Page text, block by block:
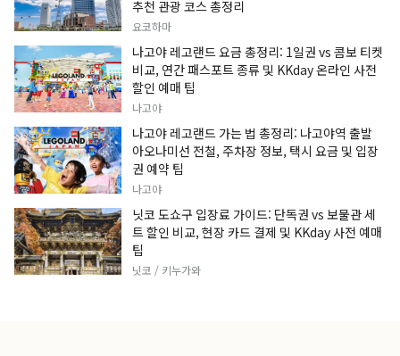
추천 관광 코스 총정리
요코하마
나고야 레고랜드 요금 총정리: 1일권 vs 콤보 티켓
비교, 연간 패스포트 종류 및 KKday 온라인 사전
할인 예매 팁
나고야
나고야 레고랜드 가는 법 총정리: 나고야역 출발
아오나미선 전철, 주차장 정보, 택시 요금 및 입장
권 예약 팁
나고야
닛코 도쇼구 입장료 가이드: 단독권 vs 보물관 세
트 할인 비교, 현장 카드 결제 및 KKday 사전 예매
팁
닛코 / 키누가와